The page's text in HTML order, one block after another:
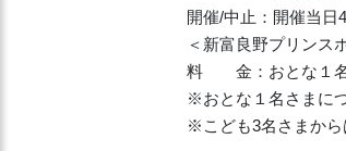
開催/中止：開催当日
＜新富良野プリンス
料 金：おとな１名
※おとな１名さまに
※こども3名さまから